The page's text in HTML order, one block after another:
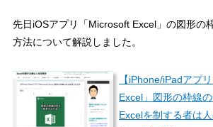
先日iOSアプリ「Microsoft Excel」の図形の
方法について解説しました。
【iPhone/iPadアプ
Excel」図形の枠線
Excelを制する者は